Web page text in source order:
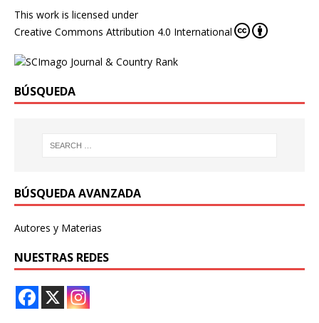
This work is licensed under
Creative Commons Attribution 4.0 International
BÚSQUEDA
BÚSQUEDA AVANZADA
Autores y Materias
NUESTRAS REDES